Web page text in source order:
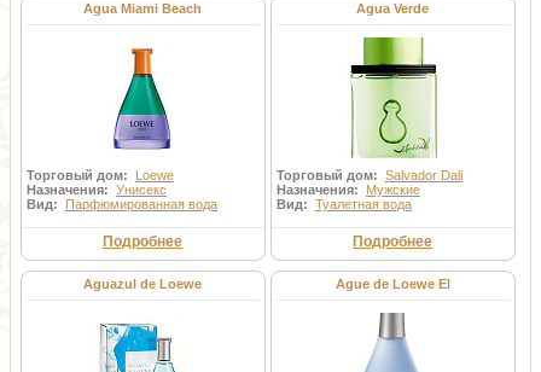
Agua Miami Beach
Торговый дом: Loewe
Назначения: Унисекс
Вид: Парфюмированная вода
Подробнее
Agua Verde
Торговый дом: Salvador Dali
Назначения: Мужские
Вид: Туалетная вода
Подробнее
Aguazul de Loewe Ague de Loewe El